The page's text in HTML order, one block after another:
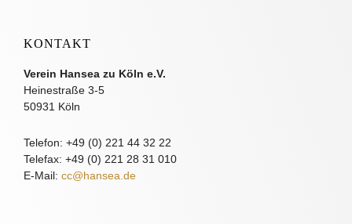
KONTAKT
Verein Hansea zu Köln e.V.
Heinestraße 3-5
50931 Köln
Telefon: +49 (0) 221 44 32 22
Telefax: +49 (0) 221 28 31 010
E-Mail: cc@hansea.de